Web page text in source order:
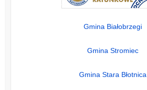
Gmina Białobrzegi
Gmina Stromiec
Gmina Stara Błotnica